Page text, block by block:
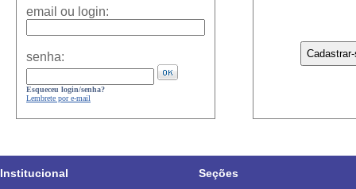
email ou login:
senha:
Esqueceu login/senha?
Lembrete por e-mail
Institucional Seções